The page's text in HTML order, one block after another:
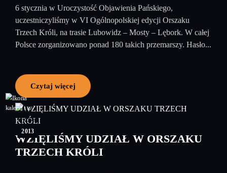
6 stycznia w Uroczystość Objawienia Pańskiego,
uczestniczyliśmy w VI Ogólnopolskiej edycji Orszaku
Trzech Króli, na trasie Lubowidz – Mosty – Lębork. W całej
Polsce zorganizowano ponad 180 takich przemarszy. Hasło...
Czytaj więcej
07
styczeń
2013
WZIĘLIŚMY UDZIAŁ W ORSZAKU
TRZECH KRÓLI